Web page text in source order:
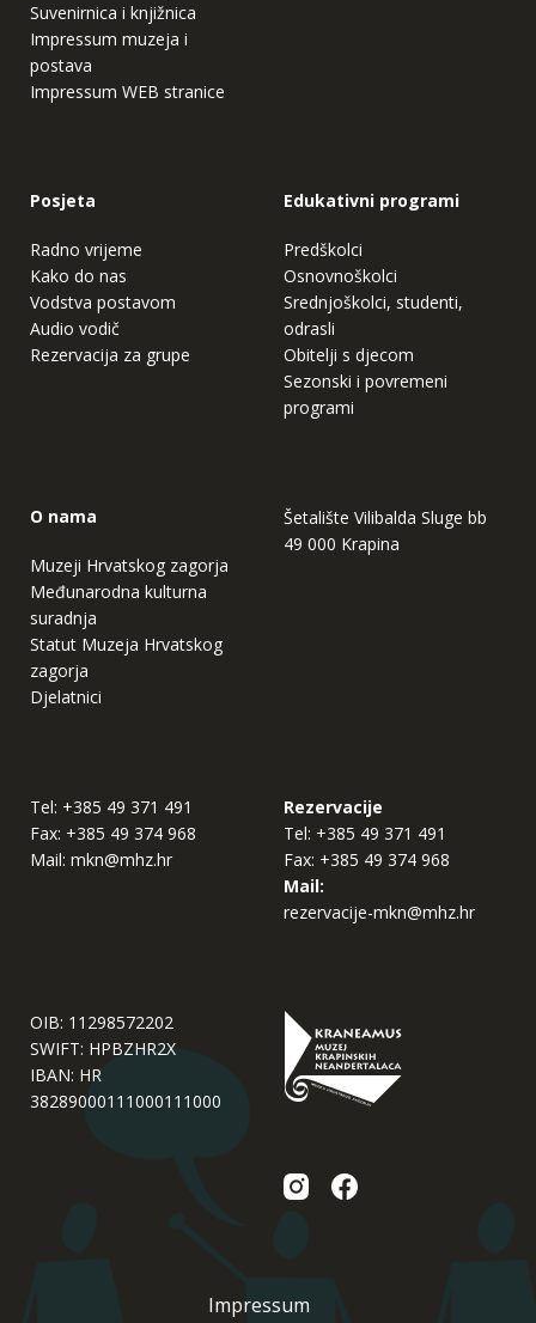
Suvenirnica i knjižnica
Impressum muzeja i
postava
Impressum WEB stranice
Posjeta
Radno vrijeme
Kako do nas
Vodstva postavom
Audio vodič
Rezervacija za grupe
Edukativni programi
Predškolci
Osnovnoškolci
Srednjoškolci, studenti,
odrasli
Obitelji s djecom
Sezonski i povremeni
programi
O nama
Muzeji Hrvatskog zagorja
Međunarodna kulturna
suradnja
Statut Muzeja Hrvatskog
zagorja
Djelatnici
Šetalište Vilibalda Sluge bb
49 000 Krapina
Tel: +385 49 371 491
Fax: +385 49 374 968
Mail: mkn@mhz.hr
Rezervacije
Tel: +385 49 371 491
Fax: +385 49 374 968
Mail:
rezervacije-mkn@mhz.hr
OIB: 11298572202
SWIFT: HPBZHR2X
IBAN: HR
38289000111000111000
Impressum